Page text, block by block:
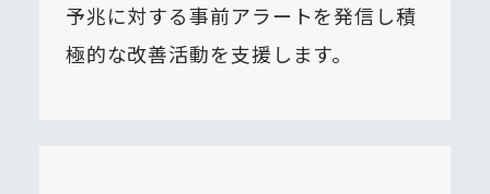
予兆に対する事前アラートを発信し積
極的な改善活動を支援します。